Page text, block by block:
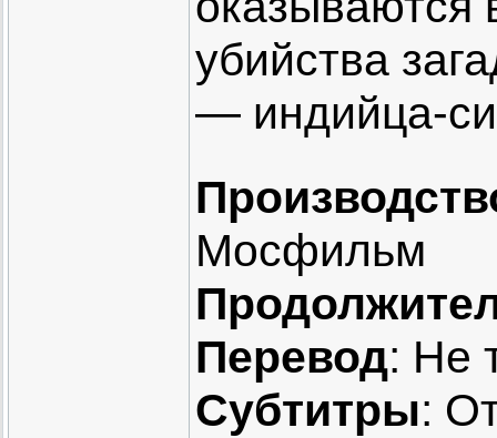
убийства
— индийца-
Мосфильм
Перевод: Не
Субтитры: